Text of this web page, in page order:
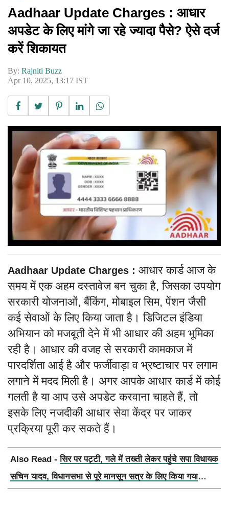
Aadhaar Update Charges : आधार
अपडेट के लिए मांगे जा रहे ज्यादा पैसे? ऐसे दर्ज
करें शिकायत
By: Rajniti Buzz
Apr 10, 2025, 13:17 IST
Aadhaar Update Charges : आधार कार्ड आज के
समय में एक अहम दस्तावेज बन चुका है, जिसका उपयोग
सरकारी योजनाओं, बैंकिंग, मोबाइल सिम, पेंशन जैसी
कई सेवाओं के लिए किया जाता है। डिजिटल इंडिया
अभियान को मजबूती देने में भी आधार की अहम भूमिका
रही है। आधार की वजह से सरकारी कामकाज में
पारदर्शिता आई है और फर्जीवाड़ा व भ्रष्टाचार पर लगाम
लगाने में मदद मिली है। अगर आपके आधार कार्ड में कोई
गलती है या आप उसे अपडेट करवाना चाहते हैं, तो
इसके लिए नजदीकी आधार सेवा केंद्र पर जाकर
प्रक्रिया पूरी कर सकते हैं।
Also Read -सिर पर पट्टी, गले में तख्ती लेकर पहुंचे सपा विधायक
सचिन यादव, विधानसभा से पूरे मानसून सत्र के लिए किया गया